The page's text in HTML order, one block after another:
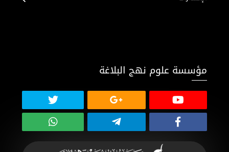
مؤسسة علوم نهج البلاغة